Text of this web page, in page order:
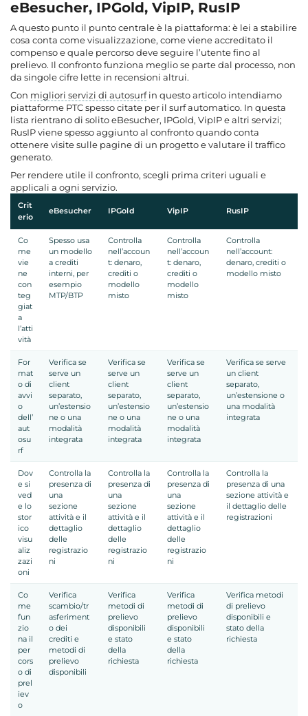
eBesucher, IPGold, VipIP, RusIP
A questo punto il punto centrale è la piattaforma: è lei a stabilire
cosa conta come visualizzazione, come viene accreditato il
compenso e quale percorso deve seguire l’utente fino al
prelievo. Il confronto funziona meglio se parte dal processo, non
da singole cifre lette in recensioni altrui.
Con migliori servizi di autosurfin questo articolo intendiamo
piattaforme PTC spesso citate per il surf automatico. In questa
lista rientrano di solito eBesucher, IPGold, VipIP e altri servizi;
RusIP viene spesso aggiunto al confronto quando conta
ottenere visite sulle pagine di un progetto e valutare il traffico
generato.
Per rendere utile il confronto, scegli prima criteri uguali e
applicali a ogni servizio.
Crit
erio
eBesucher IPGold VipIP RusIP
Co
me
vie
ne
con
teg
giat
a
l’atti
vità
Spesso usa
un modello
a crediti
interni, per
esempio
MTP/BTP
Controlla
nell’accoun
t: denaro,
crediti o
modello
misto
Controlla
nell’accoun
t: denaro,
crediti o
modello
misto
Controlla
nell’account:
denaro, crediti o
modello misto
For
mat
o di
avvi
o
dell’
aut
osu
rf
Verifica se
serve un
client
separato,
un’estensio
ne o una
modalità
integrata
Verifica se
serve un
client
separato,
un’estensio
ne o una
modalità
integrata
Verifica se
serve un
client
separato,
un’estensio
ne o una
modalità
integrata
Verifica se serve
un client
separato,
un’estensione o
una modalità
integrata
Dov
e si
ved
e lo
stor
ico
visu
aliz
zazi
oni
Controlla la
presenza di
una
sezione
attività e il
dettaglio
delle
registrazio
ni
Controlla la
presenza di
una
sezione
attività e il
dettaglio
delle
registrazio
ni
Controlla la
presenza di
una
sezione
attività e il
dettaglio
delle
registrazio
ni
Controlla la
presenza di una
sezione attività e
il dettaglio delle
registrazioni
Co
me
fun
zio
na il
per
cors
o di
prel
iev
o
Verifica
scambio/tr
asferiment
o dei
crediti e
metodi di
prelievo
disponibili
Verifica
metodi di
prelievo
disponibili
e stato
della
richiesta
Verifica
metodi di
prelievo
disponibili
e stato
della
richiesta
Verifica metodi
di prelievo
disponibili e
stato della
richiesta